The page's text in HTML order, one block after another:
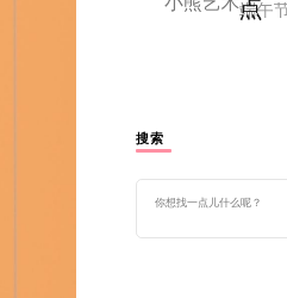
搜索
么